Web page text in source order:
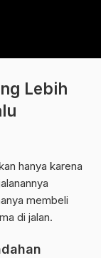
Lebih
hanya karena
membeli
di jalan.